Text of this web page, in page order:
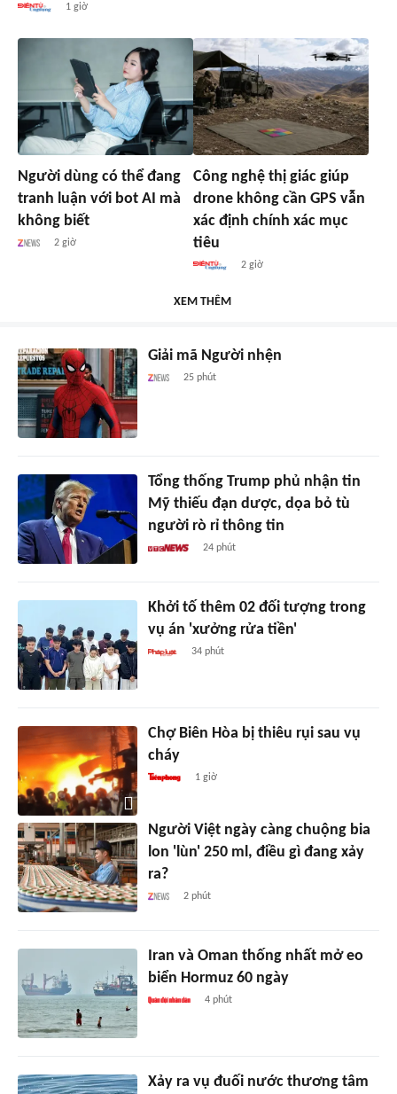
1 giờ
Người dùng có thể đang
tranh luận với bot AI mà
không biết
2 giờ
Công nghệ thị giác giúp
drone không cần GPS vẫn
xác định chính xác mục
tiêu
2 giờ
XEM THÊM
Giải mã Người nhện
25 phút
Tổng thống Trump phủ nhận tin
Mỹ thiếu đạn dược, dọa bỏ tù
người rò rỉ thông tin
24 phút
Khởi tố thêm 02 đối tượng trong
vụ án 'xưởng rửa tiền'
34 phút
Chợ Biên Hòa bị thiêu rụi sau vụ
cháy
1 giờ
Người Việt ngày càng chuộng bia
lon 'lùn' 250 ml, điều gì đang xảy
ra?
2 phút
Iran và Oman thống nhất mở eo
biển Hormuz 60 ngày
4 phút
Xảy ra vụ đuối nước thương tâm